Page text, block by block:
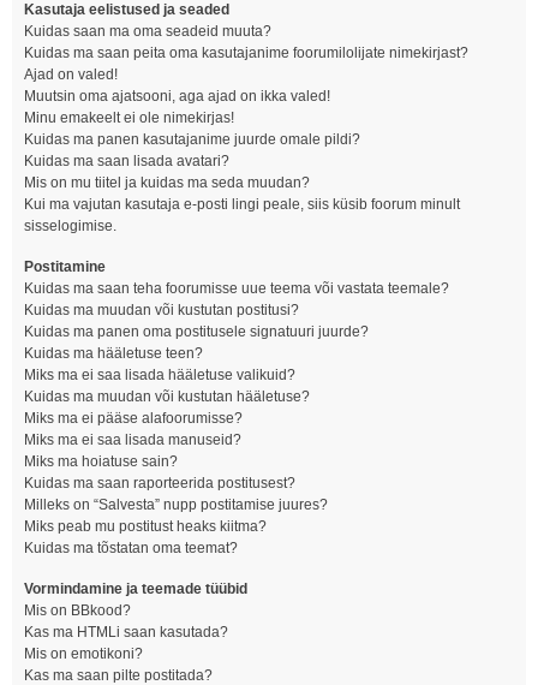
Kasutaja eelistused ja seaded
Kuidas saan ma oma seadeid muuta?
Kuidas ma saan peita oma kasutajanime foorumilolijate nimekirjast?
Ajad on valed!
Muutsin oma ajatsooni, aga ajad on ikka valed!
Minu emakeelt ei ole nimekirjas!
Kuidas ma panen kasutajanime juurde omale pildi?
Kuidas ma saan lisada avatari?
Mis on mu tiitel ja kuidas ma seda muudan?
Kui ma vajutan kasutaja e-posti lingi peale, siis küsib foorum minult
sisselogimise.
Postitamine
Kuidas ma saan teha foorumisse uue teema või vastata teemale?
Kuidas ma muudan või kustutan postitusi?
Kuidas ma panen oma postitusele signatuuri juurde?
Kuidas ma hääletuse teen?
Miks ma ei saa lisada hääletuse valikuid?
Kuidas ma muudan või kustutan hääletuse?
Miks ma ei pääse alafoorumisse?
Miks ma ei saa lisada manuseid?
Miks ma hoiatuse sain?
Kuidas ma saan raporteerida postitusest?
Milleks on “Salvesta” nupp postitamise juures?
Miks peab mu postitust heaks kiitma?
Kuidas ma tõstatan oma teemat?
Vormindamine ja teemade tüübid
Mis on BBkood?
Kas ma HTMLi saan kasutada?
Mis on emotikoni?
Kas ma saan pilte postitada?